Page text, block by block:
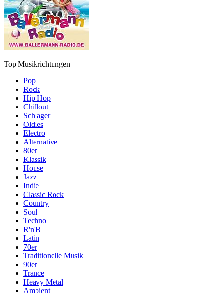
Top Musikrichtungen
Pop
Rock
Hip Hop
Chillout
Schlager
Oldies
Electro
Alternative
80er
Klassik
House
Jazz
Indie
Classic Rock
Country
Soul
Techno
R'n'B
Latin
70er
Traditionelle Musik
90er
Trance
Heavy Metal
Ambient